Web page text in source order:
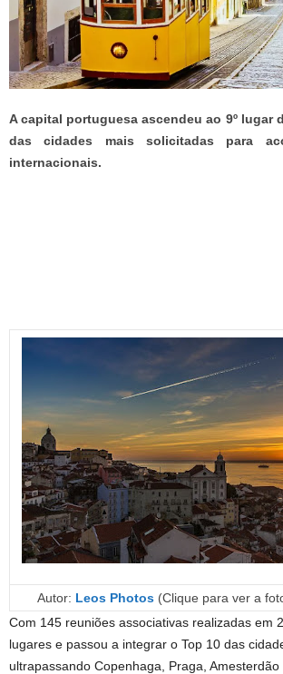
A capital portuguesa ascendeu ao 9º lugar
das cidades mais solicitadas para
internacionais.
Autor: Leos Photos (Clique para ver a
Com 145 reuniões associativas realizadas em
lugares e passou a integrar o Top 10 das
ultrapassando Copenhaga, Praga,